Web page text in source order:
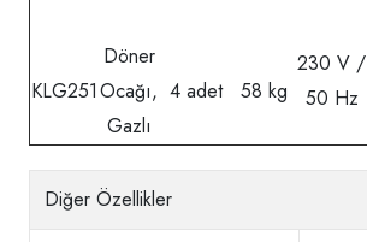
KLG251
Döner
Ocağı,
Gazlı
4 adet 58 kg
230 V /
50 Hz
Diğer Özellikler